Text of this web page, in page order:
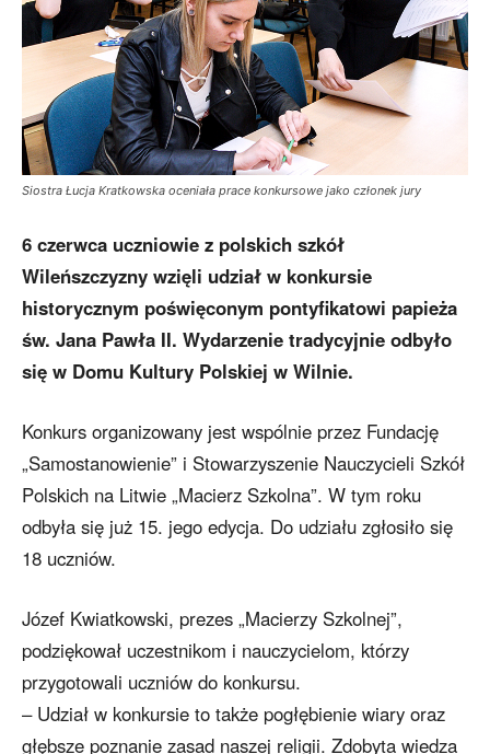
Siostra Łucja Kratkowska oceniała prace konkursowe jako członek jury
6 czerwca uczniowie z polskich szkół
Wileńszczyzny wzięli udział w konkursie
historycznym poświęconym pontyfikatowi papieża
św. Jana Pawła II. Wydarzenie tradycyjnie odbyło
się w Domu Kultury Polskiej w Wilnie.
Konkurs organizowany jest wspólnie przez Fundację
„Samostanowienie” i Stowarzyszenie Nauczycieli Szkół
Polskich na Litwie „Macierz Szkolna”. W tym roku
odbyła się już 15. jego edycja. Do udziału zgłosiło się
18 uczniów.
Józef Kwiatkowski, prezes „Macierzy Szkolnej”,
podziękował uczestnikom i nauczycielom, którzy
przygotowali uczniów do konkursu.
– Udział w konkursie to także pogłębienie wiary oraz
głębsze poznanie zasad naszej religii. Zdobyta wiedza